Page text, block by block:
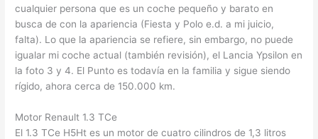
cualquier persona que es un coche pequeño y barato en
busca de con la apariencia (Fiesta y Polo e.d. a mi juicio,
falta). Lo que la apariencia se refiere, sin embargo, no puede
igualar mi coche actual (también revisión), el Lancia Ypsilon en
la foto 3 y 4. El Punto es todavía en la familia y sigue siendo
rígido, ahora cerca de 150.000 km.
Motor Renault 1.3 TCe
El 1.3 TCe H5Ht es un motor de cuatro cilindros de 1,3 litros